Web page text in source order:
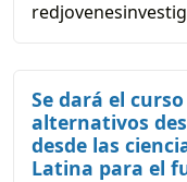
Se dará el
alternativos
desde las
Latina para el